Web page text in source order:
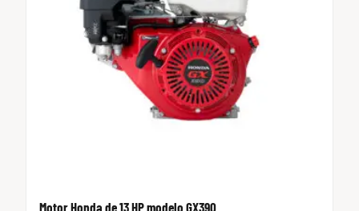
Motor Honda de 13 HP modelo GX390